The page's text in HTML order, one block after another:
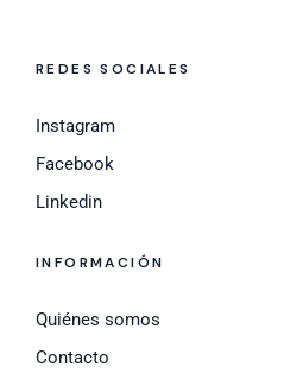
REDES SOCIALES
Instagram
Facebook
Linkedin
INFORMACIÓN
Quiénes somos
Contacto